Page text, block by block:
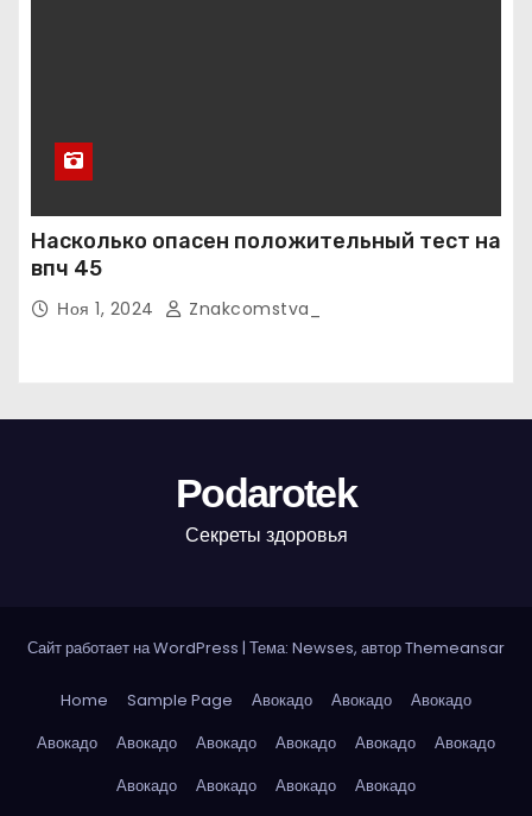
Насколько опасен положительный тест на
впч 45
Ноя 1, 2024 Znakcomstva_
Podarotek
Секреты здоровья
Сайт работает на WordPress | Тема: Newses, авторThemeansar
Home Sample Page Авокадо Авокадо
Авокадо
Авокадо
Авокадо Авокадо Авокадо Авокадо
Авокадо
Авокадо
Авокадо Авокадо
Авокадо